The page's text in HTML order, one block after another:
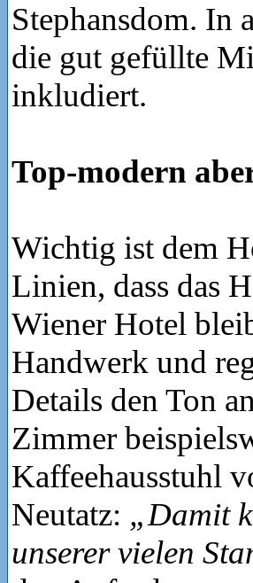
Stephansdom. In
die gut gefüllte
inkludiert.
Top-modern
Wichtig ist dem
Linien, dass das
Wiener Hotel
Handwerk und
Details den Ton
Zimmer
Kaffeehausstuhl
Neutatz: „Damit
unserer vielen